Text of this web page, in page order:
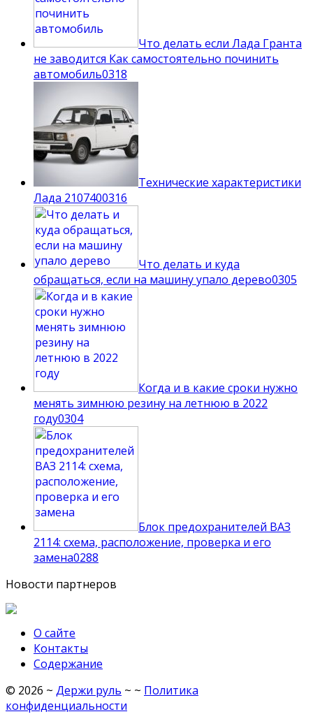
Что делать если Лада Гранта
не заводится Как самостоятельно починить
автомобиль0318
Технические характеристики
Лада 2107400316
Что делать и куда
обращаться, если на машину упало дерево0305
Когда и в какие сроки нужно
менять зимнюю резину на летнюю в 2022
году0304
Блок предохранителей ВАЗ
2114: схема, расположение, проверка и его
замена0288
Новости партнеров
О сайте
Контакты
Содержание
© 2026 ~ Держи руль ~ ~ Политика
конфиденциальности